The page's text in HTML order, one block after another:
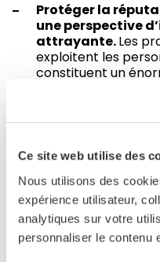
Ce site web utilise des
Nous utilisons des
expérience utilisateur,
analytiques sur votre
personnaliser le contenu
Protéger la
une perspective
attrayante.Les
exploitent les
constituent un
Les mauvaises
traitements
transformer en
importante et
manière
contre ces risques.
De meilleures
avec des coûts